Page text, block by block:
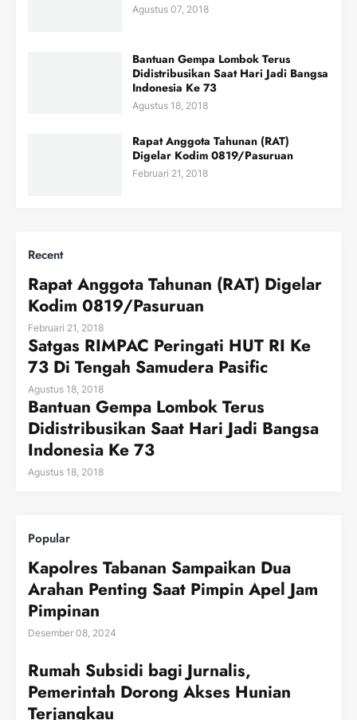
Agustus 07, 2018
Bantuan Gempa Lombok Terus
Didistribusikan Saat Hari Jadi Bangsa
Indonesia Ke 73
Agustus 18, 2018
Rapat Anggota Tahunan (RAT)
Digelar Kodim 0819/Pasuruan
Februari 21, 2018
Recent
Rapat Anggota Tahunan (RAT) Digelar
Kodim 0819/Pasuruan
Februari 21, 2018
Satgas RIMPAC Peringati HUT RI Ke
73 Di Tengah Samudera Pasific
Agustus 18, 2018
Bantuan Gempa Lombok Terus
Didistribusikan Saat Hari Jadi Bangsa
Indonesia Ke 73
Agustus 18, 2018
Popular
Kapolres Tabanan Sampaikan Dua
Arahan Penting Saat Pimpin Apel Jam
Pimpinan
Desember 08, 2024
Rumah Subsidi bagi Jurnalis,
Pemerintah Dorong Akses Hunian
Terjangkau